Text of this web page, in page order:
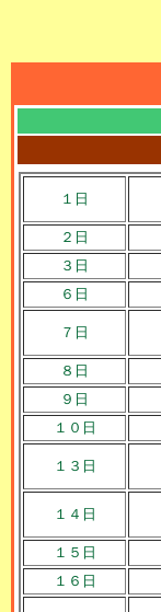
１日
２日
３日
６日
７日
８日
９日
１０日
１３日
１４日
１５日
１６日